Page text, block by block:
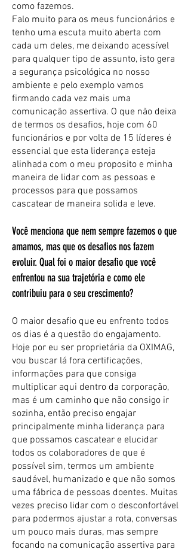
como fazemos.
Falo muito para os meus funcionários e
tenho uma escuta muito aberta com
cada um deles, me deixando acessível
para qualquer tipo de assunto, isto gera
a segurança psicológica no nosso
ambiente e pelo exemplo vamos
firmando cada vez mais uma
comunicação assertiva. O que não deixa
de termos os desafios, hoje com 60
funcionários e por volta de 15 líderes é
essencial que esta liderança esteja
alinhada com o meu proposito e minha
maneira de lidar com as pessoas e
processos para que possamos
cascatear de maneira solida e leve.
Você menciona que nem sempre fazemos o que
amamos, mas que os desafios nos fazem
evoluir. Qual foi o maior desafio que você
enfrentou na sua trajetória e como ele
contribuiu para o seu crescimento?
O maior desafio que eu enfrento todos
os dias é a questão do engajamento.
Hoje por eu ser proprietária da OXIMAG,
vou buscar lá fora certificações,
informações para que consiga
multiplicar aqui dentro da corporação,
mas é um caminho que não consigo ir
sozinha, então preciso engajar
principalmente minha liderança para
que possamos cascatear e elucidar
todos os colaboradores de que é
possível sim, termos um ambiente
saudável, humanizado e que não somos
uma fábrica de pessoas doentes. Muitas
vezes preciso lidar com o desconfortável
para podermos ajustar a rota, conversas
um pouco mais duras, mas sempre
focando na comunicação assertiva para